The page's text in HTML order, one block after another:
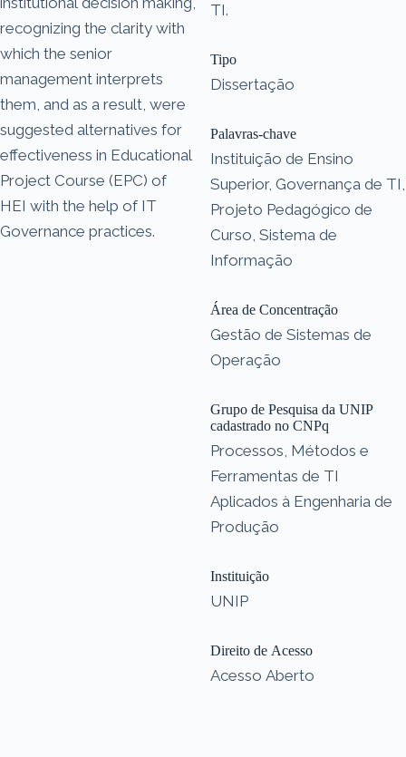
recognizing the clarity with
which the senior
management interprets
them, and as a result, were
suggested alternatives for
effectiveness in Educational
Project Course (EPC) of
HEI with the help of IT
Governance practices.
TI.
Tipo
Dissertação
Palavras-chave
Instituição de Ensino
Superior, Governança de TI,
Projeto Pedagógico de
Curso, Sistema de
Informação
Área de Concentração
Gestão de Sistemas de
Operação
Grupo de Pesquisa da UNIP
cadastrado no CNPq
Processos, Métodos e
Ferramentas de TI
Aplicados à Engenharia de
Produção
Instituição
UNIP
Direito de Acesso
Acesso Aberto